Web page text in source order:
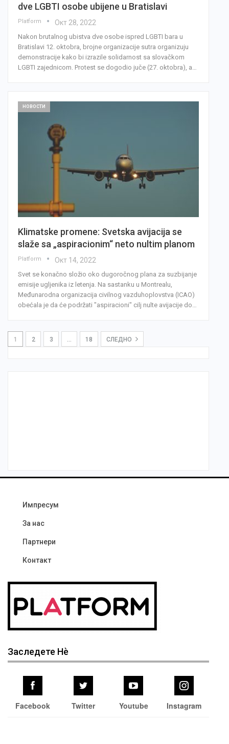
dve LGBTI osobe ubijene u Bratislavi
Platform Окт 28, 2022
Nakon brutalnog ubistva dve osobe ispred LGBTI bara u
Bratislavi 12. oktobra, brojne organizacije sutra organizuju
demonstracije kako bi izrazile solidarnost sa slovačkom
LGBTI zajednicom. Protest se dogodio juče (27. oktobra), a…
НОВОСТИ
Klimatske promene: Svetska avijacija se
slaže sa „aspiracionim“ neto nultim planom
Platform Окт 14, 2022
Svet se konačno složio oko dugoročnog plana za suzbijanje
emisije ugljenika iz letenja. Na sastanku u Montrealu,
Međunarodna organizacija civilnog vazduhoplovstva (ICAO)
obećala je da će podržati "aspiracioni" cilj nulte avijacije do…
1 2 3 … 18 СЛЕДНО
Импресум
За нас
Партнери
Контакт
Заследете Нѐ
Facebook Twitter Youtube Instagram